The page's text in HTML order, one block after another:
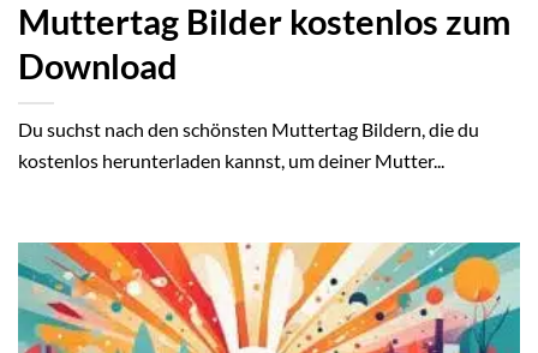
Muttertag Bilder kostenlos zum
Download
Du suchst nach den schönsten Muttertag Bildern, die du
kostenlos herunterladen kannst, um deiner Mutter...